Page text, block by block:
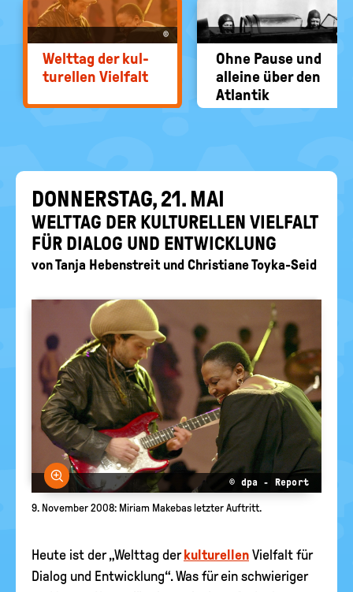
politische
Bildung
EIN-
/
©
Ohne Pause und
al­lei­ne über den
At­lan­tik
©
Welt­tag der kul­
tu­rel­len Viel­falt
DON­NERS­TAG, 21. MAI
WELT­TAG DER KUL­TU­REL­LEN VIEL­FALT
FÜR DIA­LOG UND ENT­WICK­LUNG
vonTanja Hebenstreitund Christiane Toyka-Seid
Bild vergrößern
© dpa - Report
9. November 2008: Miriam Makebas letzter Auftritt.
Heute ist der „Welttag der kulturellen Vielfalt für
Dialog und Entwicklung“. Was für ein schwieriger